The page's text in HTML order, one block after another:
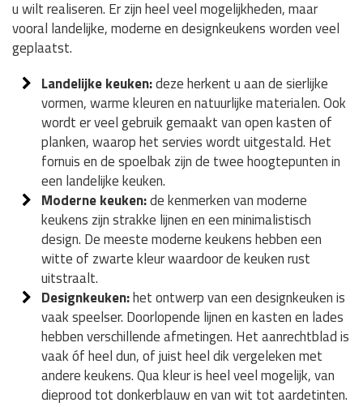
u wilt realiseren. Er zijn heel veel mogelijkheden, maar
vooral landelijke, moderne en designkeukens worden veel
geplaatst.
Landelijke keuken:deze herkent u aan de sierlijke
vormen, warme kleuren en natuurlijke materialen. Ook
wordt er veel gebruik gemaakt van open kasten of
planken, waarop het servies wordt uitgestald. Het
fornuis en de spoelbak zijn de twee hoogtepunten in
een landelijke keuken.
Moderne keuken:de kenmerken van moderne
keukens zijn strakke lijnen en een minimalistisch
design. De meeste moderne keukens hebben een
witte of zwarte kleur waardoor de keuken rust
uitstraalt.
Designkeuken:het ontwerp van een designkeuken is
vaak speelser. Doorlopende lijnen en kasten en lades
hebben verschillende afmetingen. Het aanrechtblad is
vaak óf heel dun, of juist heel dik vergeleken met
andere keukens. Qua kleur is heel veel mogelijk, van
dieprood tot donkerblauw en van wit tot aardetinten.